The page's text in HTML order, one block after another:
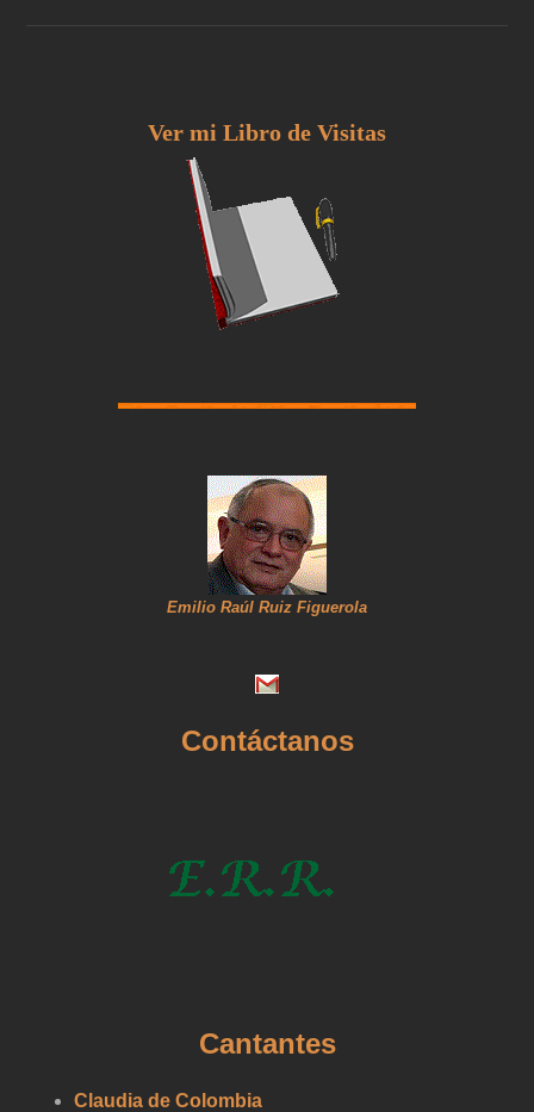
Ver mi Libro de Visitas
Emilio Raúl Ruiz Figuerola
Contáctanos
Cantantes
Claudia de Colombia